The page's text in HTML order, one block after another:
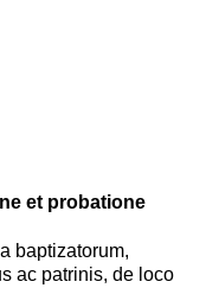
et probatione
baptizatorum,
ac patrinis, de loco